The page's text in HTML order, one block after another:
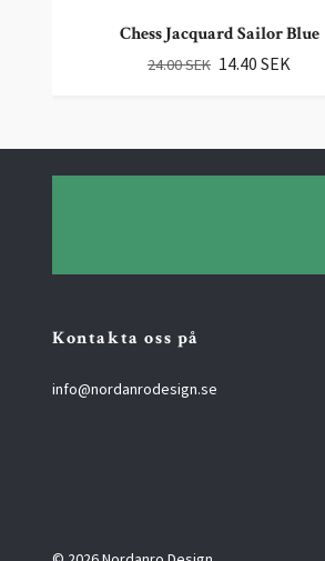
Chess Jacquard Sailor Blue
24.00 SEK 14.40 SEK
Kontakta oss på
info@nordanrodesign.se